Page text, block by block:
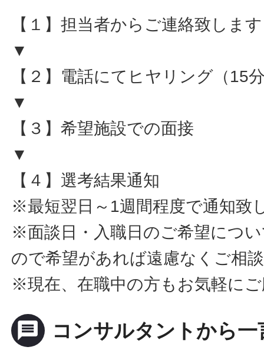
【１】担当者からご連絡致します
▼
【２】電話にてヒヤリング（15
▼
【３】希望施設での面接
▼
【４】選考結果通知
※最短翌日～1週間程度で通知致
※面談日・入職日のご希望につ
ので希望があれば遠慮なくご相
※現在、在職中の方もお気軽に
message コンサルタントから一